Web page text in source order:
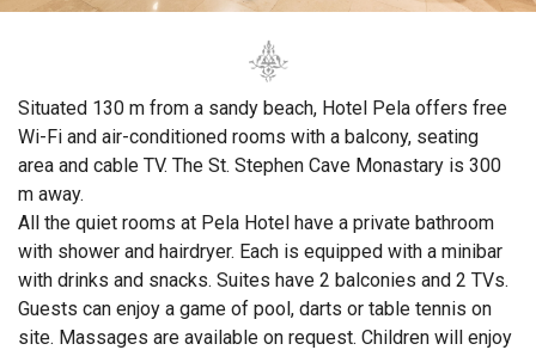
Situated 130 m from a sandy beach, Hotel Pela offers free
Wi-Fi and air-conditioned rooms with a balcony, seating
area and cable TV. The St. Stephen Cave Monastary is 300
m away.
All the quiet rooms at Pela Hotel have a private bathroom
with shower and hairdryer. Each is equipped with a minibar
with drinks and snacks. Suites have 2 balconies and 2 TVs.
Guests can enjoy a game of pool, darts or table tennis on
site. Massages are available on request. Children will enjoy